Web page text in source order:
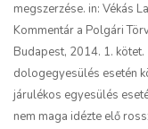
megszerzése. in: Vékás
Kommentár a Polgári
Budapest, 2014. 1.
dologegyesülés esetén
járulékos egyesülés
nem maga idézte elő